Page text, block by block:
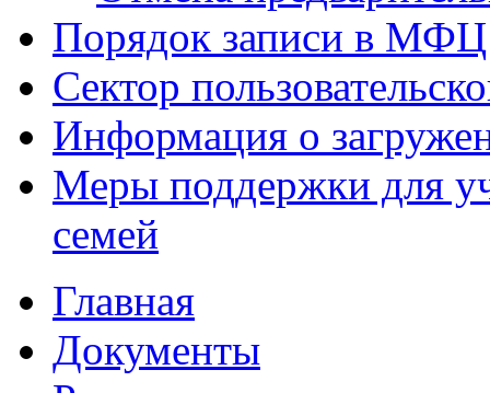
Порядок записи в МФЦ
Сектор
Информация о
Меры поддержки для
семей
Главная
Документы